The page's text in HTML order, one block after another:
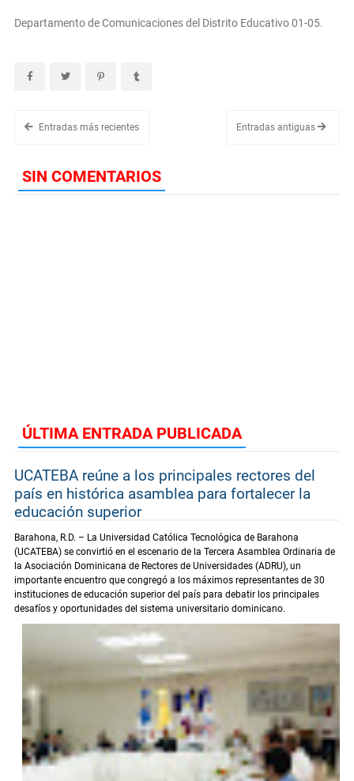
Departamento de Comunicaciones del Distrito Educativo 01-05.
Entradas más recientes Entradas antiguas
SIN COMENTARIOS
ÚLTIMA ENTRADA PUBLICADA
UCATEBA reúne a los principales rectores del
país en histórica asamblea para fortalecer la
educación superior
Barahona, R.D. – La Universidad Católica Tecnológica de Barahona
(UCATEBA) se convirtió en el escenario de la Tercera Asamblea Ordinaria de
la Asociación Dominicana de Rectores de Universidades (ADRU), un
importante encuentro que congregó a los máximos representantes de 30
instituciones de educación superior del país para debatir los principales
desafíos y oportunidades del sistema universitario dominicano.